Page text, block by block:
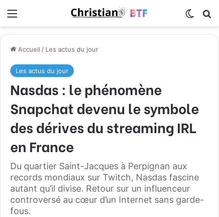
Accueil / Les actus du jour
Les actus du jour
Nasdas : le phénomène
Snapchat devenu le symbole
des dérives du streaming IRL
en France
Du quartier Saint-Jacques à Perpignan aux
records mondiaux sur Twitch, Nasdas fascine
autant qu’il divise. Retour sur un influenceur
controversé au cœur d’un Internet sans garde-
fous.